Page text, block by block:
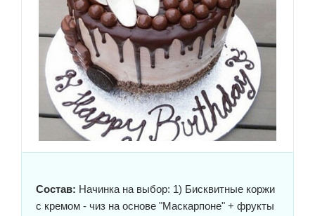
Состав: Начинка на выбор: 1) Бисквитные коржи
с кремом - чиз на основе "Маскарпоне" + фрукты